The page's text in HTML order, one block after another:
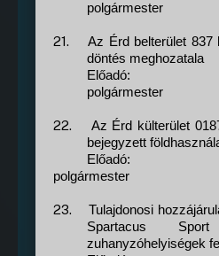
polgármester
21.
Az Érd belterület 837
döntés meghozatala
Előadó:
polgármester
22.
Az Érd külterület
bejegyzett
Előadó:
polgármester
23.
Tulajdonosi
Spartacus
zuhanyzóhelyiségek